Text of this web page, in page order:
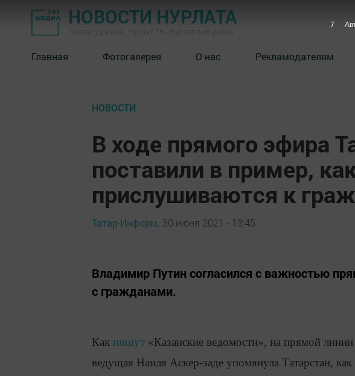
НОВОСТИ НУРЛАТА
Главная Фотогалерея О нас Рекламодателям
НОВОСТИ
В ходе прямого эфира
поставили в пример,
прислушиваются к
Татар-Информ, 30 июня 2021 - 13:45
​​​​​​​Владимир Путин согласился с важностью
с гражданами.
Как пишут «Казанские ведомости», на прямой
ведущая Наиля Аскер-заде упомянула Татарстан, как
6